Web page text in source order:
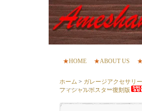
★HOME ★ABOUT US ★
ホーム > ガレージアクセサリー
フィシャルポスター復刻版